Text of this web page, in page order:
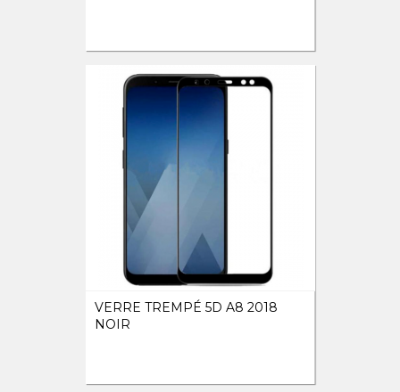
VERRE TREMPÉ 5D A8 2018
NOIR